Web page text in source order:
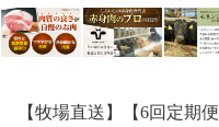
【牧場直送】【6回定期